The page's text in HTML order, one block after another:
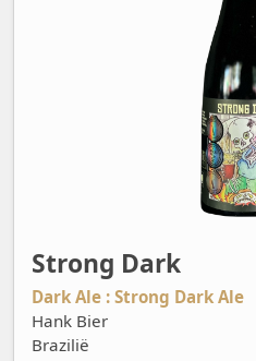
Strong Dark
Dark Ale : Strong Dark Ale
Hank Bier
Brazilië